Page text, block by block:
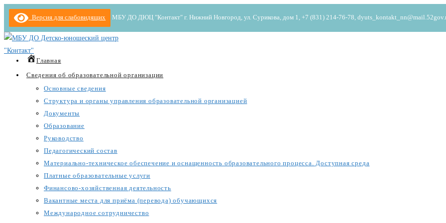
Версия для слабовидящих МБУ ДО ДЮЦ "Контакт" г. Нижний Новгород, ул. Сурикова, дом 1, +7 (831) 214-76-78,
Главная
Сведения об образовательной организации
Основные сведения
Структура и органы управления образовательной организацией
Документы
Образование
Руководство
Педагогический состав
Материально-техническое обеспечение и оснащенность образовательного процесса. Доступная среда
Платные образовательные услуги
Финансово-хозяйственная деятельность
Вакантные места для приёма (перевода) обучающихся
Международное сотрудничество